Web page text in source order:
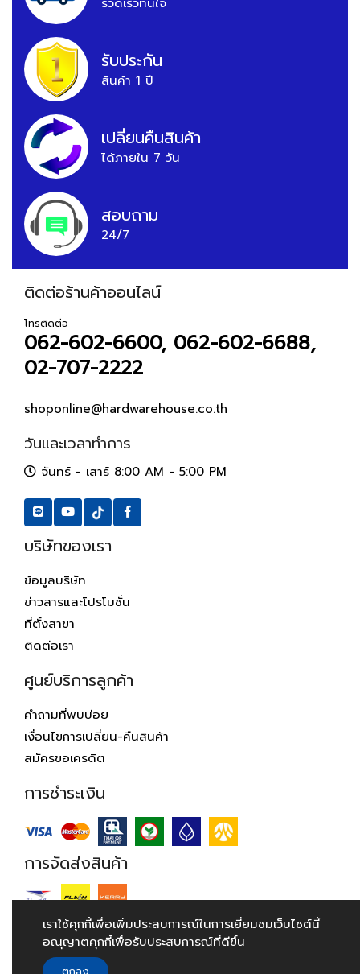
รับประกัน
สินค้า 1 ปี
เปลี่ยนคืนสินค้า
ได้ภายใน 7 วัน
สอบถาม
24/7
ติดต่อร้านค้าออนไลน์
โทรติดต่อ
062-602-6600, 062-602-6688,
02-707-2222
shoponline@hardwarehouse.co.th
วันและเวลาทำการ
จันทร์ - เสาร์ 8:00 AM - 5:00 PM
บริษัทของเรา
ข้อมูลบริษัท
ข่าวสารและโปรโมชั่น
ที่ตั้งสาขา
ติดต่อเรา
ศูนย์บริการลูกค้า
คำถามที่พบบ่อย
เงื่อนไขการเปลี่ยน-คืนสินค้า
สมัครขอเครดิต
การชำระเงิน
การจัดส่งสินค้า
© 2018 Hardwarehouse.co.th. All Rights Reserved.
เราใช้คุกกี้เพื่อเพิ่มประสบการณ์ในการเยี่ยมชมเว็บไซต์นี้
อณุญาตคุกกี้เพื่อรับประสบการณ์ที่ดีขึ้น